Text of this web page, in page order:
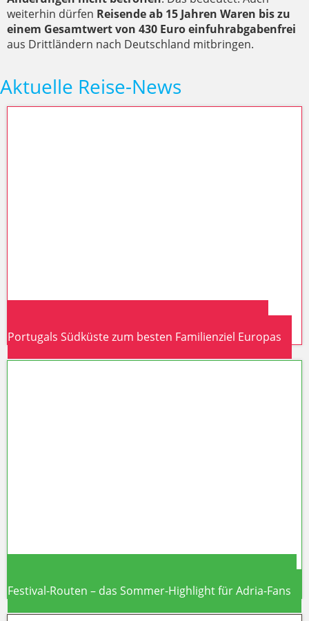
weiterhin dürfen Reisende ab 15 Jahren Waren bis zu
einem Gesamtwert von 430 Euro einfuhrabgabenfrei
aus Drittländern nach Deutschland mitbringen.
Aktuelle Reise-News
Portugals Südküste zum besten Familienziel Europas
Festival-Routen – das Sommer-Highlight für Adria-Fans